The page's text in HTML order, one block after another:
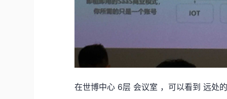
在世博中心 6层 会议室 ，可以看到 远处